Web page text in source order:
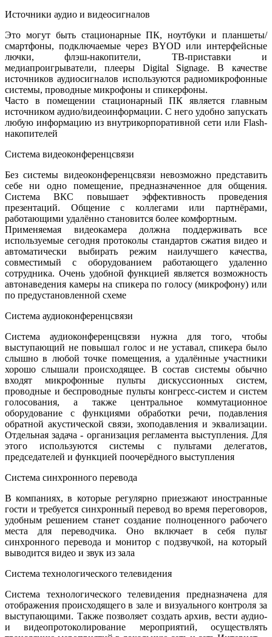
Источники аудио и видеосигналов
Это могут быть стационарные ПК, ноутбуки и планшеты/
смартфоны, подключаемые через BYOD или интерфейсные
лючки, флэш-накопители, ТВ-приставки и
медиапроигрыватели, плееры Digital Signage. В качестве
источников аудиосигналов используются радиомикрофонные
системы, проводные микрофоны и спикерфоны.
Часто в помещении стационарный ПК является главным
источником аудио/видеоинформации. С него удобно запускать
любую информацию из внутрикорпоративной сети или Flash-
накопителей
Система видеоконференцсвязи
Без системы видеоконференцсвязи невозможно представить
себе ни одно помещение, предназначенное для общения.
Система ВКС повышает эффективность проведения
презентаций. Общение с коллегами или партнёрами,
работающими удалённо становится более комфортным.
Применяемая видеокамера должна поддерживать все
используемые сегодня протоколы стандартов сжатия видео и
автоматически выбирать режим наилучшего качества,
совместимый с оборудованием работающего удаленно
сотрудника. Очень удобной функцией является возможность
автонаведения камеры на спикера по голосу (микрофону) или
по предустановленной схеме
Система аудиоконференцсвязи
Система аудиоконференцсвязи нужна для того, чтобы
выступающий не повышал голос и не уставал, спикера было
слышно в любой точке помещения, а удалённые участники
хорошо слышали происходящее. В состав системы обычно
входят микрофонные пульты дискуссионных систем,
проводные и беспроводные пульты конгресс-систем и систем
голосования, а также центральное коммутационное
оборудование с функциями обработки речи, подавления
обратной акустической связи, эхоподавления и эквализации.
Отдельная задача - организация регламента выступления. Для
этого используются системы с пультами делегатов,
председателей и функцией поочерёдного выступления
Система синхронного перевода
В компаниях, в которые регулярно приезжают иностранные
гости и требуется синхронный перевод во время переговоров,
удобным решением станет создание полноценного рабочего
места для переводчика. Оно включает в себя пульт
синхронного перевода и монитор с подзвучкой, на который
выводится видео и звук из зала
Система технологического телевидения
Система технологического телевидения предназначена для
отображения происходящего в зале и визуального контроля за
выступающими. Также позволяет создать архив, вести аудио-
и видеопротоколирование мероприятий, осуществлять